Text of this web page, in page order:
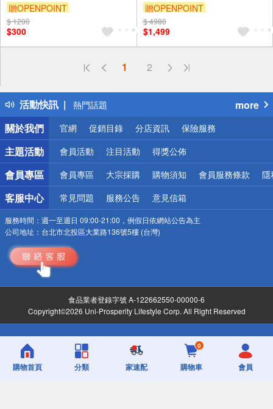
贈OPENPOINT
$ 1200
$300
贈OPENPOINT
訂單滿 2000 元折抵 100元
（運費不算在 2000 元的範圍
內）
$ 4980
$1,499
1 2
活動快訊
偏遠地區配送
得獎公告
熱門話題
銀行優惠
偏遠地區配送
詐騙網頁！請小心！
more
關於我們
官網 促銷目錄 分店資訊 保險服務
主題活動 會員活動 注目活動 得獎公佈
會員專區 會員專區 大宗採購 購物須知 會員服務條款 隱
客服中心 常見問題 服務公告 意見信箱
服務時間： 週一至週日 09:00-21:00，例假日依網站公告為主
公司地址： 台北市北投區大業路136號5樓 (台灣)
食品業者登錄字號 A-122662550-00000-6
Copyright©2026 Uni-Prosperity Lifestyle Corp. All Right Reserved
購物首頁 分類 家速配
0
購物車 會員